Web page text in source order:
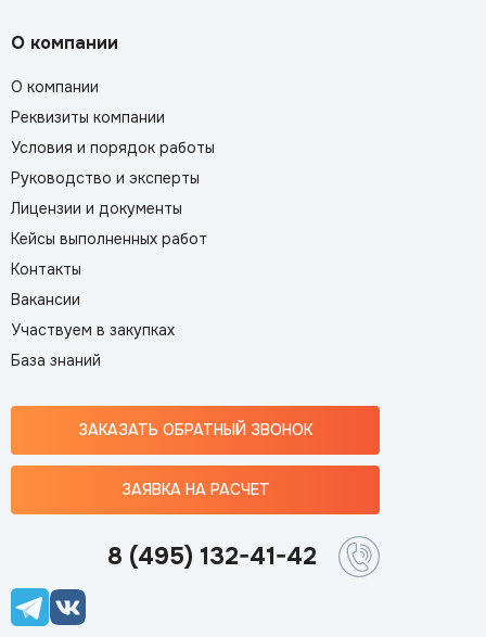
О компании
О компании
Реквизиты компании
Условия и порядок работы
Руководство и эксперты
Лицензии и документы
Кейсы выполненных работ
Контакты
Вакансии
Участвуем в закупках
База знаний
ЗАКАЗАТЬ ОБРАТНЫЙ ЗВОНОК
ЗАЯВКА НА РАСЧЕТ
8 (495) 132-41-42